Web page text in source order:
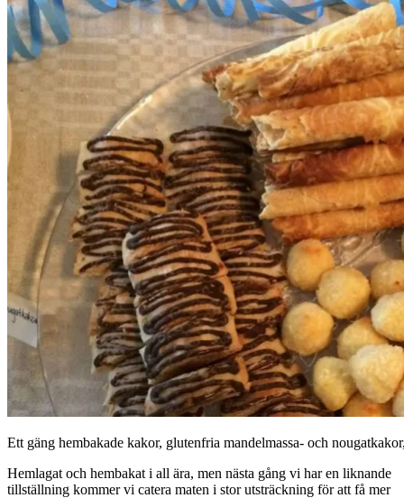
Ett gäng hembakade kakor, glutenfria mandelmassa- och
Hemlagat och hembakat i all ära, men nästa gång vi har en liknande
tillställning kommer vi catera maten i stor utsträckning för att få mer